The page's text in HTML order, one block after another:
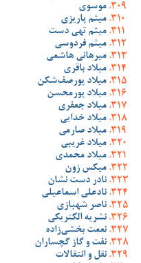
موسوی
میثم پاریزی
میثم تهی دست
میثم فردوسی
میرهانی هاشمی
میلاد باقری
میلاد پورصف‌شکن
میلاد پورمحسن
میلاد جعفری
میلاد خدایی
میلاد صارمی
میلاد غریبی
میلاد محمدی
میکس زون
نادر دست نشان
نادعلی اسماعیلی
ناصر شهبازی
نشریه الکتریکی
نعمت بخشی‌زاده
نفت و گاز گچساران
نقل و انتقالات